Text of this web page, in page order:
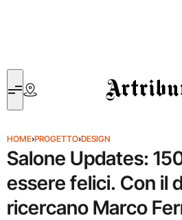
Artribune
HOME›PROGETTO›DESIGN
Salone Updates:
essere felici. Con il
ricercano Marco